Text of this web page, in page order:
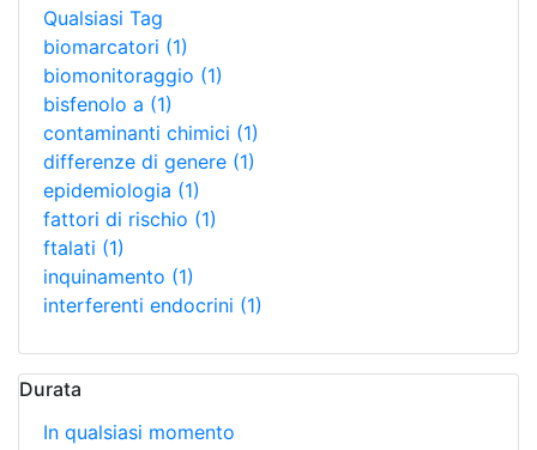
Qualsiasi Tag
biomarcatori (1)
biomonitoraggio (1)
bisfenolo a (1)
contaminanti chimici (1)
differenze di genere (1)
epidemiologia (1)
fattori di rischio (1)
ftalati (1)
inquinamento (1)
interferenti endocrini (1)
Durata
In qualsiasi momento